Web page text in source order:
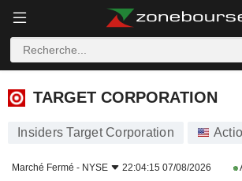
TARGET CORPORATION
TARGET CORPORATION
Insiders Target Corporation
Marché Fermé - NYSE 22:04:15 07/08/2026